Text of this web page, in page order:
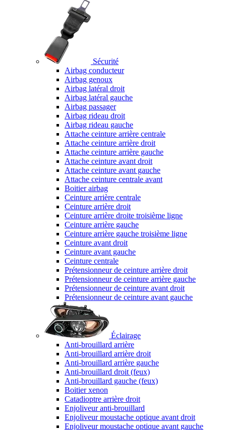
Sécurité
Airbag conducteur
Airbag genoux
Airbag latéral droit
Airbag latéral gauche
Airbag passager
Airbag rideau droit
Airbag rideau gauche
Attache ceinture arrière centrale
Attache ceinture arrière droit
Attache ceinture arrière gauche
Attache ceinture avant droit
Attache ceinture avant gauche
Attache ceinture centrale avant
Boitier airbag
Ceinture arrière centrale
Ceinture arrière droit
Ceinture arrière droite troisième ligne
Ceinture arrière gauche
Ceinture arrière gauche troisième ligne
Ceinture avant droit
Ceinture avant gauche
Ceinture centrale
Prétensionneur de ceinture arrière droit
Prétensionneur de ceinture arrière gauche
Prétensionneur de ceinture avant droit
Prétensionneur de ceinture avant gauche
Éclairage
Anti-brouillard arrière
Anti-brouillard arrière droit
Anti-brouillard arrière gauche
Anti-brouillard droit (feux)
Anti-brouillard gauche (feux)
Boitier xenon
Catadioptre arrière droit
Enjoliveur anti-brouillard
Enjoliveur moustache optique avant droit
Enjoliveur moustache optique avant gauche